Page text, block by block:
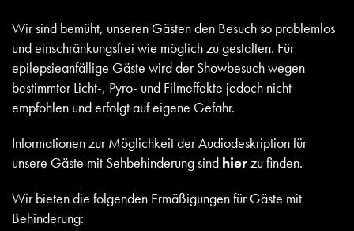
Wir sind bemüht, unseren Gästen den Besuch so problemlos
und einschränkungsfrei wie möglich zu gestalten. Für
epilepsieanfällige Gäste wird der Showbesuch wegen
bestimmter Licht-, Pyro- und Filmeffekte jedoch nicht
empfohlen und erfolgt auf eigene Gefahr.
Informationen zur Möglichkeit der Audiodeskription für
unsere Gäste mit Sehbehinderung sind hierzu finden.
Wir bieten die folgenden Ermäßigungen für Gäste mit
Behinderung: